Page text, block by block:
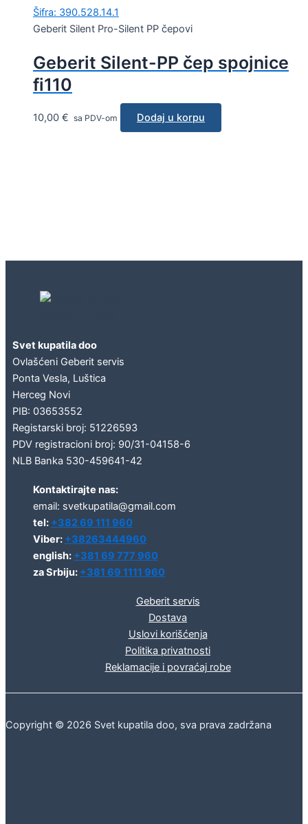
Šifra: 390.528.14.1
Geberit Silent Pro-Silent PP čepovi
Geberit Silent-PP čep spojnice
fi110
10,00 € sa PDV-om Dodaj u korpu
Svet kupatila doo
Ovlašćeni Geberit servis
Ponta Vesla, Luštica
Herceg Novi
PIB: 03653552
Registarski broj: 51226593
PDV registracioni broj: 90/31-04158-6
NLB Banka 530-459641-42
Kontaktirajte nas:
email: svetkupatila@gmail.com
tel: +382 69 111 960
Viber: +38263444960
english: +381 69 777 960
za Srbiju: +381 69 1111 960
Geberit servis
Dostava
Uslovi korišćenja
Politika privatnosti
Reklamacije i povraćaj robe
Copyright © 2026 Svet kupatila doo, sva prava zadržana